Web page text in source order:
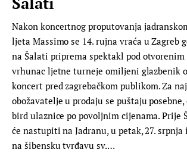
Nakon koncertnog proputovanja
ljeta Massimo se 14. rujna vraća u Zagreb
na Šalati priprema spektakl pod otvorenim
vrhunac ljetne turneje omiljeni glazbenik
koncert pred zagrebačkom publikom. Za
obožavatelje u prodaju se puštaju
bird ulaznice po povoljnim cijenama. Prije
će nastupiti na Jadranu, u petak, 27. srpnja
na šibensku tvrđavu sv.…